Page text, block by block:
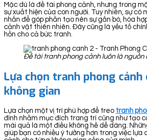
Mặc dù là đề tài phong cảnh, nhưng trong
sự xuất hiện của con người. Tuy nhiên, sự có
nhấn để góp phần tạo nên sự gắn bó, hòa
cảnh vật thiên nhiên. Đây cũng là yếu tố
hồn cho cả bức tranh.
Đề tài tranh phong cảnh luôn là
Lựa chọn tranh phong cảnh
không gian
Lựa chọn một vị trí phù hợp để treo tranh ph
đình nhằm mục đích trang trí cũng như tạo
mái quả là một điều không hề dễ dàng.
giúp bạn có nhiều ý tưởng hơn trong việc lựa